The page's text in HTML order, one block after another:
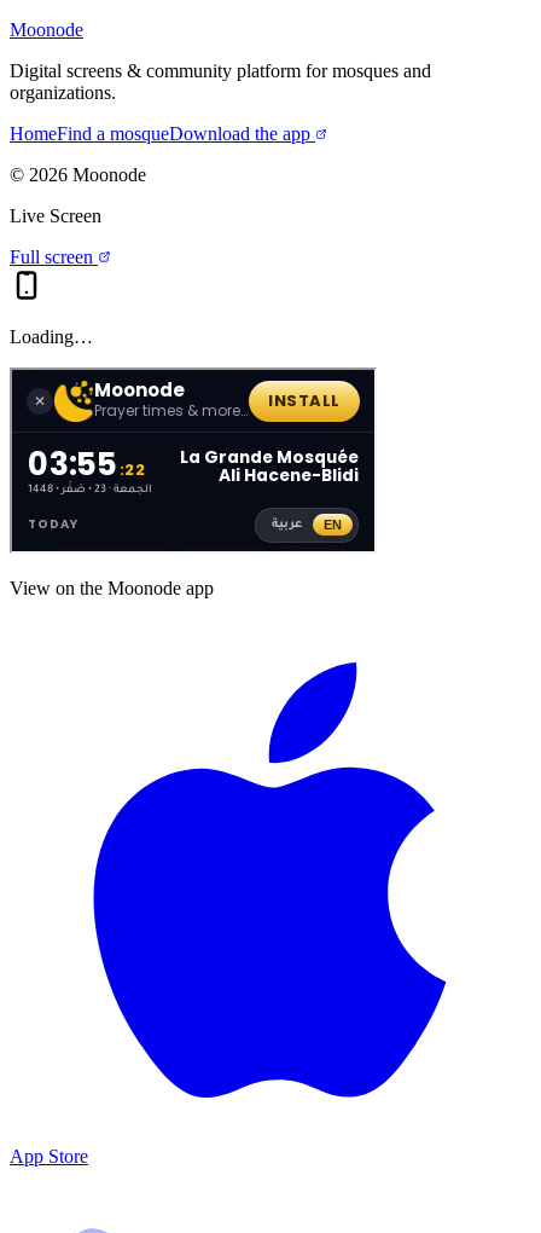
Moonode
Digital screens & community platform for mosques and
organizations.
HomeFind a mosqueDownload the app
© 2026 Moonode
Live Screen
Full screen
Loading…
View on the Moonode app
App Store